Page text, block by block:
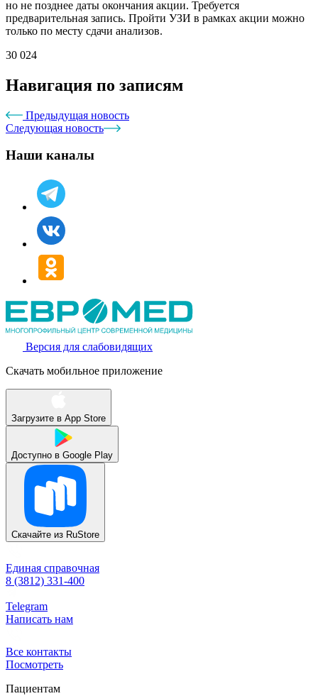
но не позднее даты окончания акции. Требуется
предварительная запись. Пройти УЗИ в рамках акции можно
только по месту сдачи анализов.
30 024
Навигация по записям
Предыдущая новость
Следующая новость
Наши каналы
Версия для слабовидящих
Скачать мобильное приложение
Загрузите в App Store
Доступно в Google Play
Скачайте из RuStore
Единая справочная
8 (3812) 331-400
Telegram
Написать нам
Все контакты
Посмотреть
Пациентам